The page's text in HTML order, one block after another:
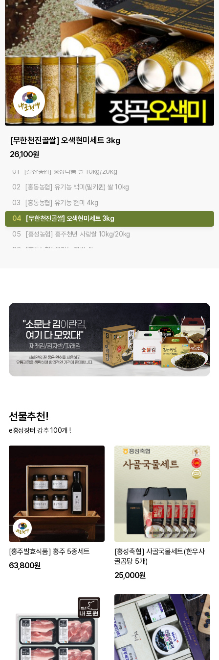
#오감만족 #기분좋은식감 #다품쌀
[갈산농협] 홍성다품 쌀 10kg/20kg
[홍동농협] 유기농 백미(밀키퀸) 쌀 10kg
75,000원
[홍동농협] 유기농 현미 4kg
19,000원
[무한천진골쌀] 오색현미세트 3kg
26,100원
#산지직배송 #품질좋은쌀 #사랑쌀
[홍성농협] 홍주천년 사랑쌀 10kg/20kg
[홍동농협] 유기농 찹쌀 4kg
24,000원
[홍동농협] 유기농 백미 쌀 5kgx2개/10kg
50,000원
#깨끗한물 #기름진땅 #맛있는쌀
[갈산농협]내포천애 쌀 10kg/20kg
02
[홍동농협] 유기농 백미(밀키퀸) 쌀 10kg
03
[홍동농협] 유기농 현미 4kg
04
[무한천진골쌀] 오색현미세트 3kg
05
[홍성농협] 홍주천년 사랑쌀 10kg/20kg
06
[홍동농협] 유기농 찹쌀 4kg
07
[홍동농협] 유기농 백미 쌀 5kgx2개/10kg
선물추천!
e홍성장터 강추 100개 !
[홍주발효식품] 홍주 5종세트
63,800원
[홍성축협] 사골국물세트(한우사
골곰탕 5개)
25,000원